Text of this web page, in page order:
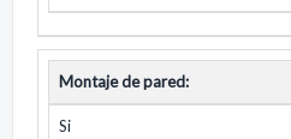
Montaje de pared:
Si